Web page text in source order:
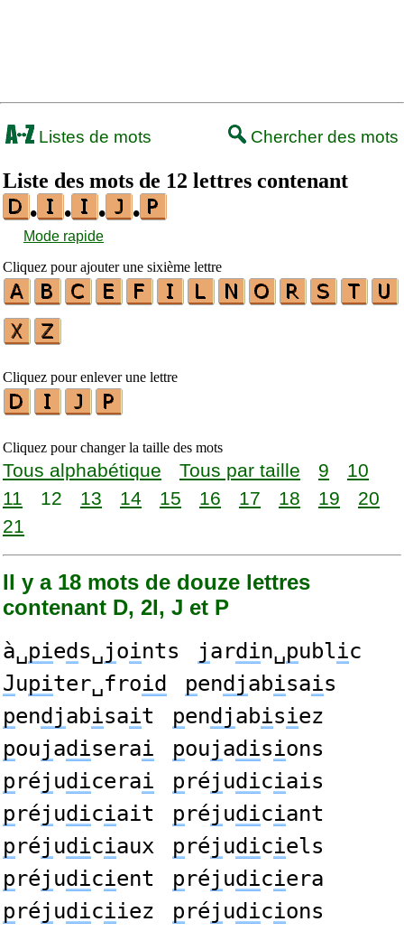
Listes de mots Chercher des mots
Liste des mots de 12 lettres contenant
•
• • •
Mode rapide
Cliquez pour ajouter une sixième lettre
Cliquez pour enlever une lettre
Cliquez pour changer la taille des mots
Tous alphabétique Tous par taille 9
10
11
12 13 14 15 16 17 18 19
20
21
Il y a 18 mots de douze lettres
contenant D, 2I, J et P
à␣pied s␣joints jardin␣public
Jupiter␣froid pendjabisais
pendjabisait pendjabisiez
poujadiserai poujadisions
préj udicerai préj udiciais
préj udiciait préj udiciant
préj udiciaux préj udiciels
préj udicient préj udiciera
préj udiciiez préj udicions